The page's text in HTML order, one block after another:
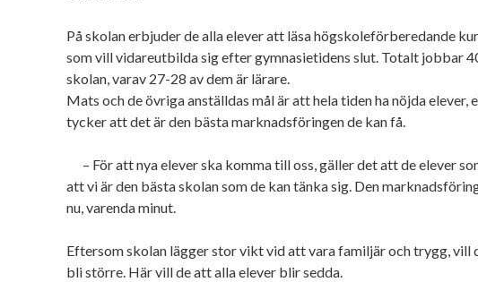
På skolan erbjuder de alla elever att läsa högskoleförberedande
som vill vidareutbilda sig efter gymnasietidens slut. Totalt jobbar
skolan, varav 27-28 av dem är lärare.
Mats och de övriga anställdas mål är att hela tiden ha nöjda elever,
tycker att det är den bästa marknadsföringen de kan få.
– För att nya elever ska komma till oss, gäller det att de elever
att vi är den bästa skolan som de kan tänka sig. Den
nu, varenda minut.
Eftersom skolan lägger stor vikt vid att vara familjär och trygg, vill
bli större. Här vill de att alla elever blir sedda.